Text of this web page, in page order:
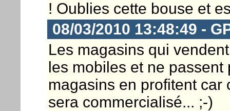
! Oublies cette bouse et
08/03/2010 13:48:49 -
Les magasins qui
les mobiles et ne
magasins en profitent
sera commercialisé... ;-)